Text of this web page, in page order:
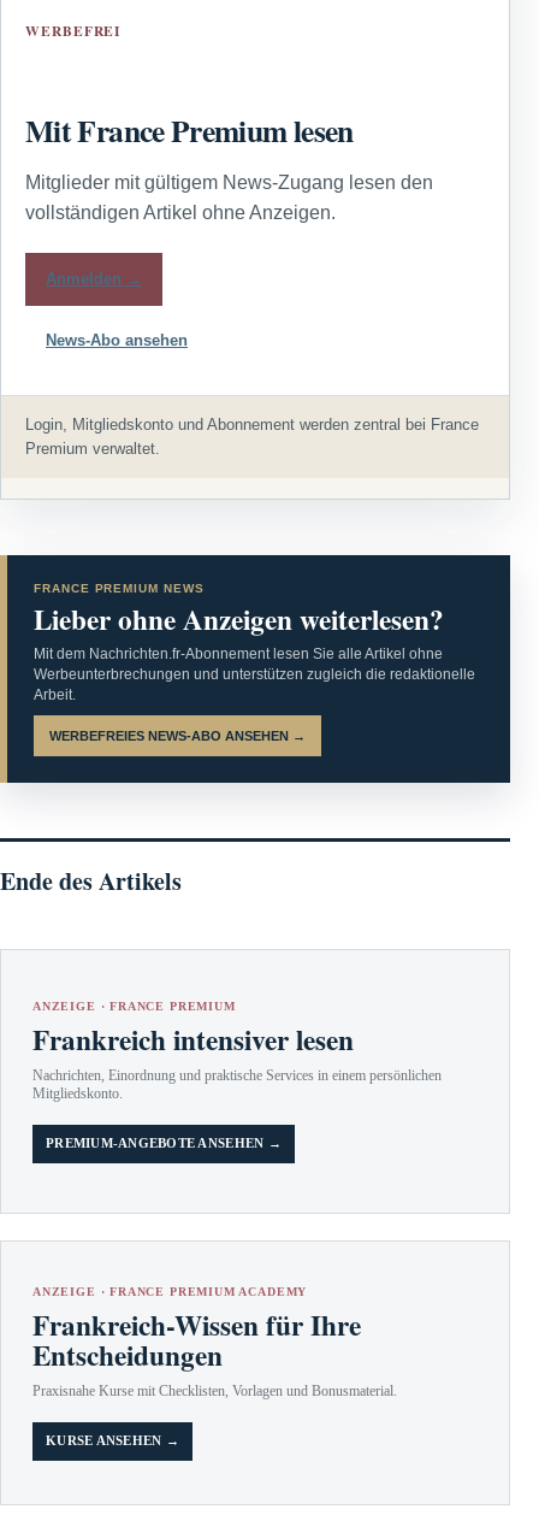
WERBEFREI
Mit France Premium lesen
Mitglieder mit gültigem News-Zugang lesen den
vollständigen Artikel ohne Anzeigen.
Anmelden →
News-Abo ansehen
Login, Mitgliedskonto und Abonnement werden zentral bei France
Premium verwaltet.
FRANCE PREMIUM NEWS
Lieber ohne Anzeigen weiterlesen?
Mit dem Nachrichten.fr-Abonnement lesen Sie alle Artikel ohne
Werbeunterbrechungen und unterstützen zugleich die redaktionelle
Arbeit.
WERBEFREIES NEWS-ABO ANSEHEN →
Ende des Artikels
ANZEIGE · FRANCE PREMIUM
Frankreich intensiver lesen
Nachrichten, Einordnung und praktische Services in einem persönlichen
Mitgliedskonto.
PREMIUM-ANGEBOTE ANSEHEN →
ANZEIGE · FRANCE PREMIUM ACADEMY
Frankreich-Wissen für Ihre
Entscheidungen
Praxisnahe Kurse mit Checklisten, Vorlagen und Bonusmaterial.
KURSE ANSEHEN →